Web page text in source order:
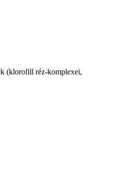
(klorofill réz-komplexei,